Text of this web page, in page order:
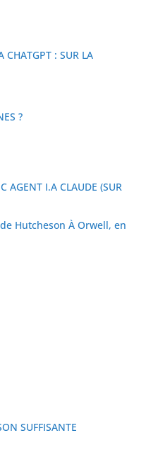
CHATGPT : SUR LA
?
AGENT I.A CLAUDE (SUR
Hutcheson À Orwell, en
SUFFISANTE